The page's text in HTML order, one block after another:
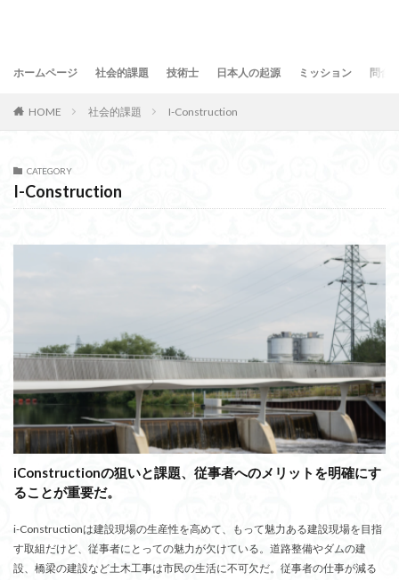
ホームページ 社会的課題 技術士 日本人の起源 ミッション 問合
HOME 社会的課題 I-Construction
CATEGORY
I-Construction
iConstructionの狙いと課題、従事者へのメリットを明確にす
ることが重要だ。
i-Constructionは建設現場の生産性を高めて、もって魅力ある建設現場を目指
す取組だけど、従事者にとっての魅力が欠けている。道路整備やダムの建
設、橋梁の建設など土木工事は市民の生活に不可欠だ。従事者の仕事が減る